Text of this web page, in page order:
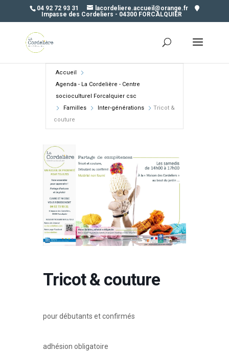
04 92 72 93 31
lacordeliere.accueil@orange.fr
Impasse des Cordeliers - 04300 FORCALQUIER
Accueil
Agenda - La Cordelière - Centre
socioculturel Forcalquier csc
Familles
Inter-générations
Tricot &
couture
Tricot & couture
pour débutants et confirmés
adhésion obligatoire